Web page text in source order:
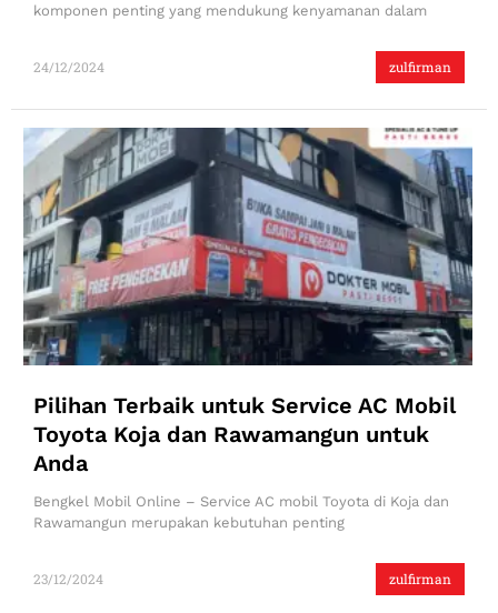
zulfirman
24/12/2024
komponen penting yang mendukung kenyamanan dalam
Pilihan Terbaik untuk Service AC Mobil
Toyota Koja dan Rawamangun untuk
Anda
zulfirman
23/12/2024
Bengkel Mobil Online – Service AC mobil Toyota di Koja dan
Rawamangun merupakan kebutuhan penting